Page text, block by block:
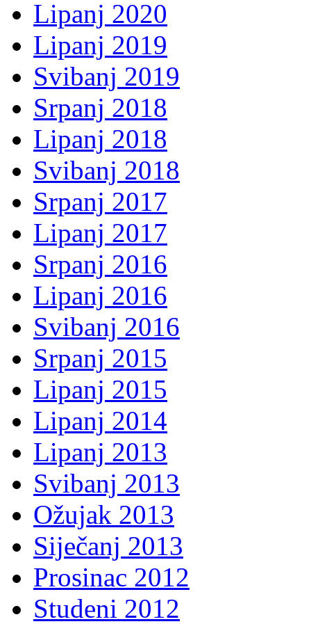
Lipanj 2020
Lipanj 2019
Svibanj 2019
Srpanj 2018
Lipanj 2018
Svibanj 2018
Srpanj 2017
Lipanj 2017
Srpanj 2016
Lipanj 2016
Svibanj 2016
Srpanj 2015
Lipanj 2015
Lipanj 2014
Lipanj 2013
Svibanj 2013
Ožujak 2013
Siječanj 2013
Prosinac 2012
Studeni 2012